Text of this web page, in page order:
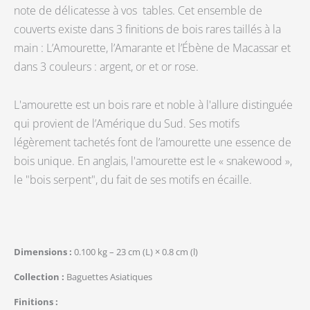
note de délicatesse à vos tables. Cet ensemble de
couverts existe dans 3 finitions de bois rares taillés à la
main : L’Amourette, l’Amarante et l’Ébène de Macassar et
dans 3 couleurs : argent, or et or rose.
L'amourette est un bois rare et noble à l'allure distinguée
qui provient de l’Amérique du Sud. Ses motifs
légèrement tachetés font de l’amourette une essence de
bois unique. En anglais, l'amourette est le « snakewood »,
le "bois serpent", du fait de ses motifs en écaille.
Dimensions 0.100 kg – 23 cm (L) × 0.8 cm (l)
Collection
Baguettes Asiatiques
Finitions